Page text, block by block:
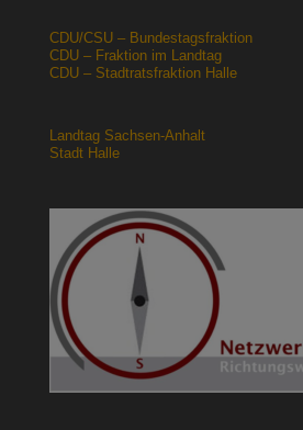
CDU/CSU – Bundestagsfraktion
CDU – Fraktion im Landtag
CDU – Stadtratsfraktion Halle
Landtag Sachsen-Anhalt
Stadt Halle